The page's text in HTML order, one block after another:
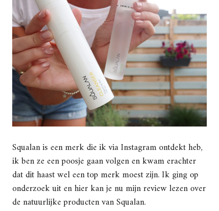
Squalan is een merk die ik via Instagram ontdekt heb,
ik ben ze een poosje gaan volgen en kwam erachter
dat dit haast wel een top merk moest zijn. Ik ging op
onderzoek uit en hier kan je nu mijn review lezen over
de natuurlijke producten van Squalan.